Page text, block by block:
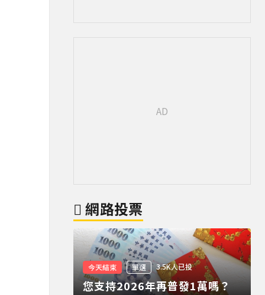
網路投票
今天結束 單選 3.5K人已投
您支持2026年再普發1萬嗎？